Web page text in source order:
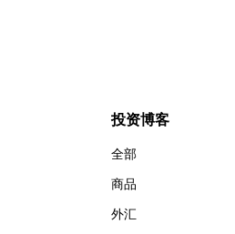
投资博客
全部
商品
外汇